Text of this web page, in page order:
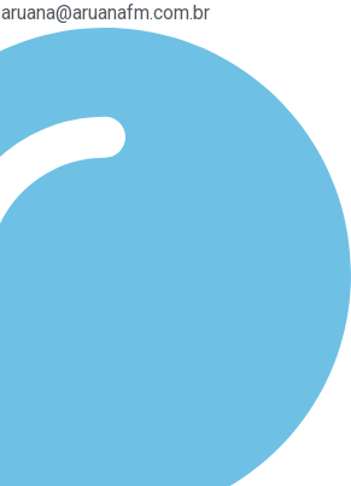
aruana@aruanafm.com.br